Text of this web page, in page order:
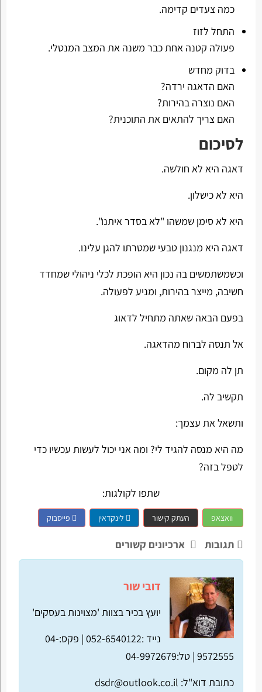
כמה צעדים קדימה.
התחל לזוז
פעולה קטנה אחת כבר משנה את המצב המנטלי.
בדוק מחדש
האם הדאגה ירדה?
האם נוצרה בהירות?
האם צריך להתאים את התוכנית?
לסיכום
דאגה היא לא חולשה.
היא לא כישלון.
היא לא סימן שמשהו "לא בסדר איתנו".
דאגה היא מנגנון טבעי שמטרתו להגן עלינו.
וכשמשתמשים בה נכון היא הופכת לכלי ניהולי שמחדד
חשיבה, מייצר בהירות, ומניע לפעולה.
בפעם הבאה שאתה מתחיל לדאוג
אל תנסה לברוח מהדאגה.
תן לה מקום.
תקשיב לה.
ותשאל את עצמך:
מה היא מנסה להגיד לי? ומה אני יכול לעשות עכשיו כדי
לטפל בזה?
שתפו לקולגות:
וואצאפ העתק קישור לינקדאין פייסבוק
תגובות ארכיונים קשורים
דובי שור
יועץ בכיר בצוות 'מצוינות בעסקים'
נייד :052-6540122 |
פקס:04-
9572555 | טל:04-9972679
כתובת דוא"ל: dsdr@outlook.co.il